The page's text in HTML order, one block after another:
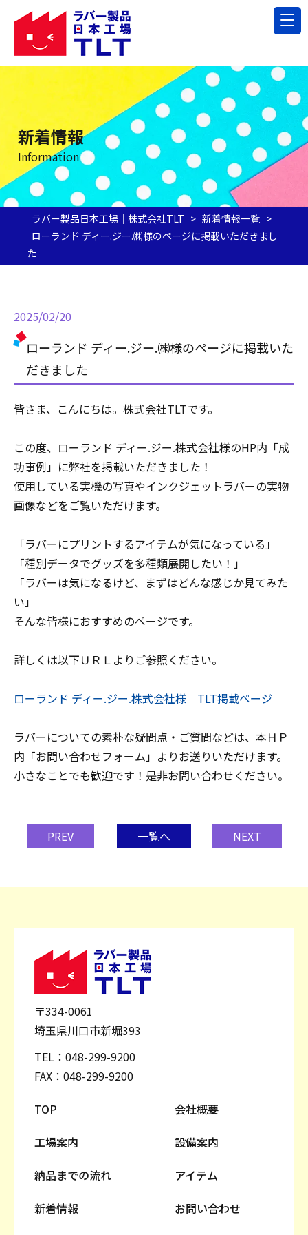
新着情報
Information
ラバー製品日本工場｜株式会社TLT > 新着情報一覧 >
ローランド ディー.ジー.㈱様のページに掲載いただきまし
た
2025/02/20
ローランド ディー.ジー.㈱様のページに掲載いた
だきました
皆さま、こんにちは。株式会社TLTです。
この度、ローランド ディー.ジー.株式会社様のHP内「成
功事例」に弊社を掲載いただきました！
使用している実機の写真やインクジェットラバーの実物
画像などをご覧いただけます。
「ラバーにプリントするアイテムが気になっている」
「種別データでグッズを多種類展開したい！」
「ラバーは気になるけど、まずはどんな感じか見てみた
い」
そんな皆様におすすめのページです。
詳しくは以下ＵＲＬよりご参照ください。
ローランド ディー.ジー.株式会社様 TLT掲載ページ
ラバーについての素朴な疑問点・ご質問などは、本ＨＰ
内「お問い合わせフォーム」よりお送りいただけます。
小さなことでも歓迎です！是非お問い合わせください。
PREV 一覧へ NEXT
〒334-0061
埼玉県川口市新堀393
TEL： 048-299-9200
FAX：048-299-9200
TOP
会社概要
工場案内
設備案内
納品までの流れ
アイテム
新着情報
お問い合わせ